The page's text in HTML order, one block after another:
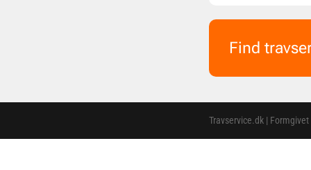
Find
Travservice.dk |